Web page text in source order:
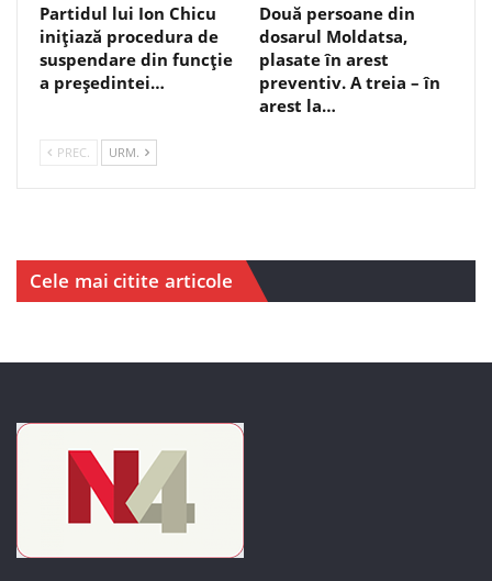
Partidul lui Ion Chicu
inițiază procedura de
suspendare din funcție
a președintei…
Două persoane din
dosarul Moldatsa,
plasate în arest
preventiv. A treia – în
arest la…
PREC. URM.
Cele mai citite articole